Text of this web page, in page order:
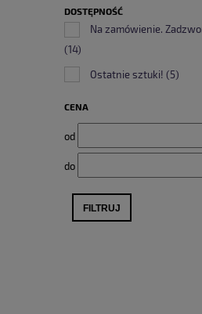
DOSTĘPNOŚĆ
Na zamówienie.
(14)
Ostatnie sztuki! (5)
CENA
od
do
FILTRUJ